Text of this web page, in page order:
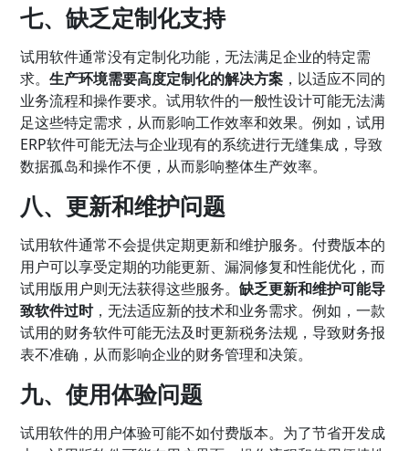
七、缺乏定制化支持
试用软件通常没有定制化功能，无法满足企业的特定需
求。生产环境需要高度定制化的解决方案 ，以适应不同的
业务流程和操作要求。试用软件的一般性设计可能无法满
足这些特定需求，从而影响工作效率和效果。例如，试用
ERP软件可能无法与企业现有的系统进行无缝集成，导致
数据孤岛和操作不便，从而影响整体生产效率。
八、更新和维护问题
试用软件通常不会提供定期更新和维护服务。付费版本的
用户可以享受定期的功能更新、漏洞修复和性能优化，而
试用版用户则无法获得这些服务。缺乏更新和维护可能导
致软件过时，无法适应新的技术和业务需求。例如，一款
试用的财务软件可能无法及时更新税务法规，导致财务报
表不准确，从而影响企业的财务管理和决策。
九、使用体验问题
试用软件的用户体验可能不如付费版本。为了节省开发成